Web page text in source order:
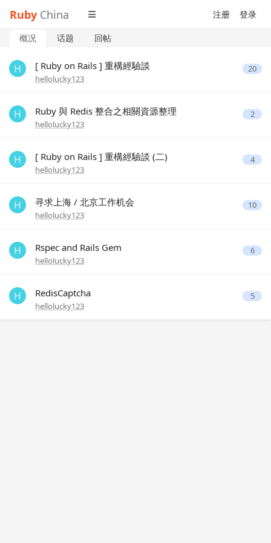
Ruby China 注册 登录
概况 话题 回帖
[ Ruby on Rails ] 重構經驗談
hellolucky123
20
Ruby 與 Redis 整合之相關資源整理
hellolucky123
2
[ Ruby on Rails ] 重構經驗談 (二)
hellolucky123
4
寻求上海 / 北京工作机会
hellolucky123
10
Rspec and Rails Gem
hellolucky123
6
RedisCaptcha
hellolucky123
5